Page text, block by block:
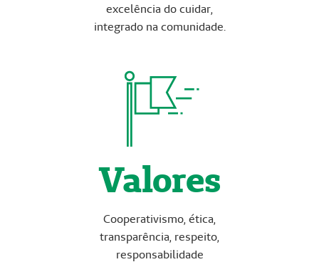
excelência do cuidar,
integrado na comunidade.
Valores
Cooperativismo, ética,
transparência, respeito,
responsabilidade